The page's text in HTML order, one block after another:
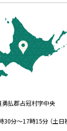
勇払郡占冠村字中央
30分～17時15分 （土